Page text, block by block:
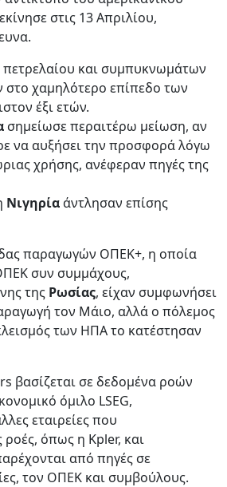
στις 13 Απριλίου,
και συμπυκνωμάτων
στο χαμηλότερο επίπεδο των
έξι ετών.
σημείωσε περαιτέρω μείωση, αν
να αυξήσει την προσφορά λόγω
χρήσης, ανέφεραν πηγές της
Νιγηρίαάντλησαν επίσης
παραγωγών ΟΠΕΚ+, η οποία
συν συμμάχους,
της Ρωσίας, είχαν συμφωνήσει
τον Μάιο, αλλά ο πόλεμος
των ΗΠΑ το κατέστησαν
βασίζεται σε δεδομένα ροών
όμιλο LSEG,
εταιρείες που
όπως η Kpler, και
από πηγές σε
τον ΟΠΕΚ και συμβούλους.